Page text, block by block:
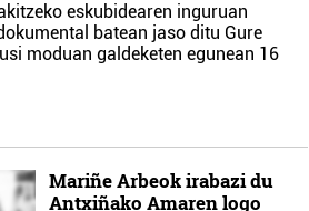
eskubidearen inguruan
batean jaso ditu Gure
moduan galdeketen egunean 16
Mariñe Arbeok irabazi du
Antxiñako Amaren logo